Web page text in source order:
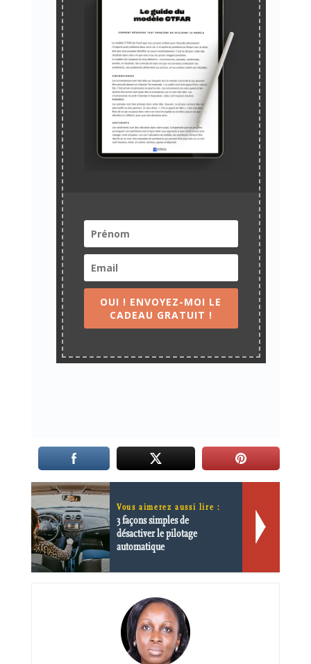
OUI ! ENVOYEZ-MOI LE
CADEAU GRATUIT !
Vous aimerez aussi lire :
3 façons simples de
désactiver le pilotage
automatique